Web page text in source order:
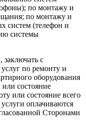
по монтажу и
по монтажу и
систем (телефон и
системы
с
по ремонту и
оборудования
или состояние
или состояние всего
оплачиваются
Сторонами